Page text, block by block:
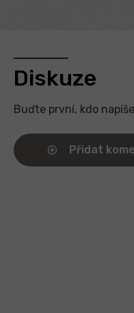
Diskuze
Buďte první, kdo
Přidat